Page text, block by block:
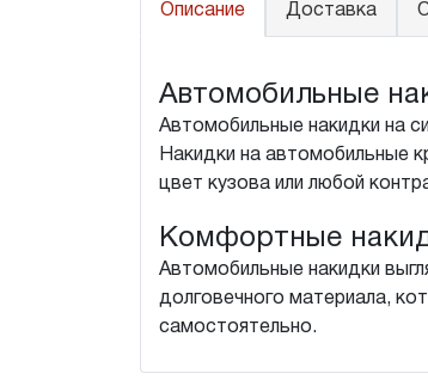
Описание Доставка
Автомобильные
Автомобильные накидки на
Накидки на автомобильные
цвет кузова или любой
Комфортные
Автомобильные накидки
долговечного материала,
самостоятельно.